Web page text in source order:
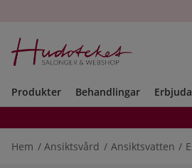
Produkter Behandlingar
Hem Ansiktsvård Ansiktsvatten